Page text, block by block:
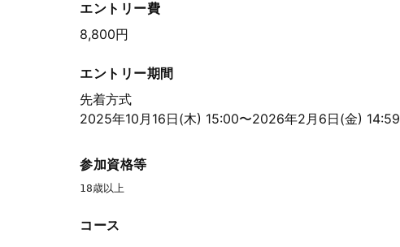
エントリー費
8,800円
エントリー期間
先着方式
2025年10月16日(木) 15:00〜2026年2月6日(金) 14:59
参加資格等
18歳以上
コース